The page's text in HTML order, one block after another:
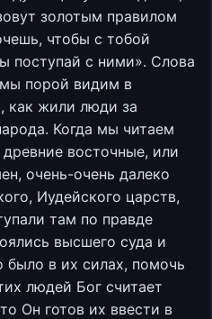
золотым правилом
чтобы с тобой
поступай с ними». Слова
порой видим в
как жили люди за
Когда мы читаем
восточные, или
очень-очень далеко
Иудейского царств,
там по правде
высшего суда и
было в их силах, помочь
людей Бог считает
Он готов их ввести в